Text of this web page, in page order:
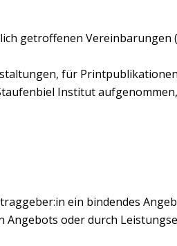
getroffenen Vereinbarungen
für
Institut
ein bindendes
oder durch